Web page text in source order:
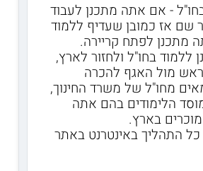
- אם אתה מתכנן לעבוד
שם אז כמובן שעדיף ללמוד
מתכנן לפתח קריירה.
בחו"ל ולחזור לארץ,
מול האגף להכרה
מחו"ל של משרד החינוך,
הלימודים בהם אתה
מוכרים בארץ.
התהליך באינטרנט באתר